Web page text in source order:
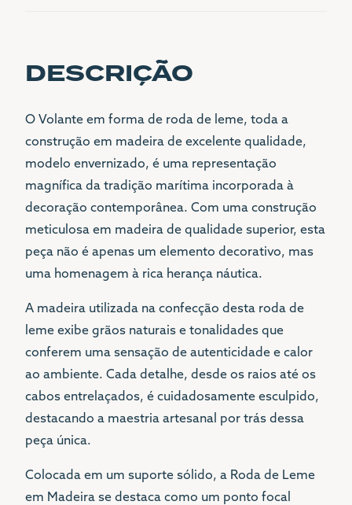
DESCRIÇÃO
O Volante em forma de roda de leme, toda a
construção em madeira de excelente qualidade,
modelo envernizado, é uma representação
magnífica da tradição marítima incorporada à
decoração contemporânea. Com uma construção
meticulosa em madeira de qualidade superior, esta
peça não é apenas um elemento decorativo, mas
uma homenagem à rica herança náutica.
A madeira utilizada na confecção desta roda de
leme exibe grãos naturais e tonalidades que
conferem uma sensação de autenticidade e calor
ao ambiente. Cada detalhe, desde os raios até os
cabos entrelaçados, é cuidadosamente esculpido,
destacando a maestria artesanal por trás dessa
peça única.
Colocada em um suporte sólido, a Roda de Leme
em Madeira se destaca como um ponto focal